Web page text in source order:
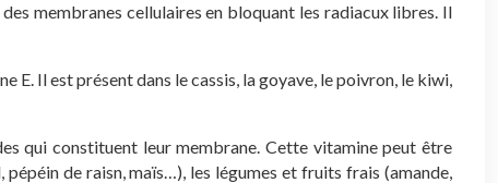
membranes cellulaires en bloquant les radiacux libres. Il
E. Il est présent dans le cassis, la goyave, le poivron, le kiwi,
qui constituent leur membrane. Cette vitamine peut être
de raisn, maïs…), les légumes et fruits frais (amande,